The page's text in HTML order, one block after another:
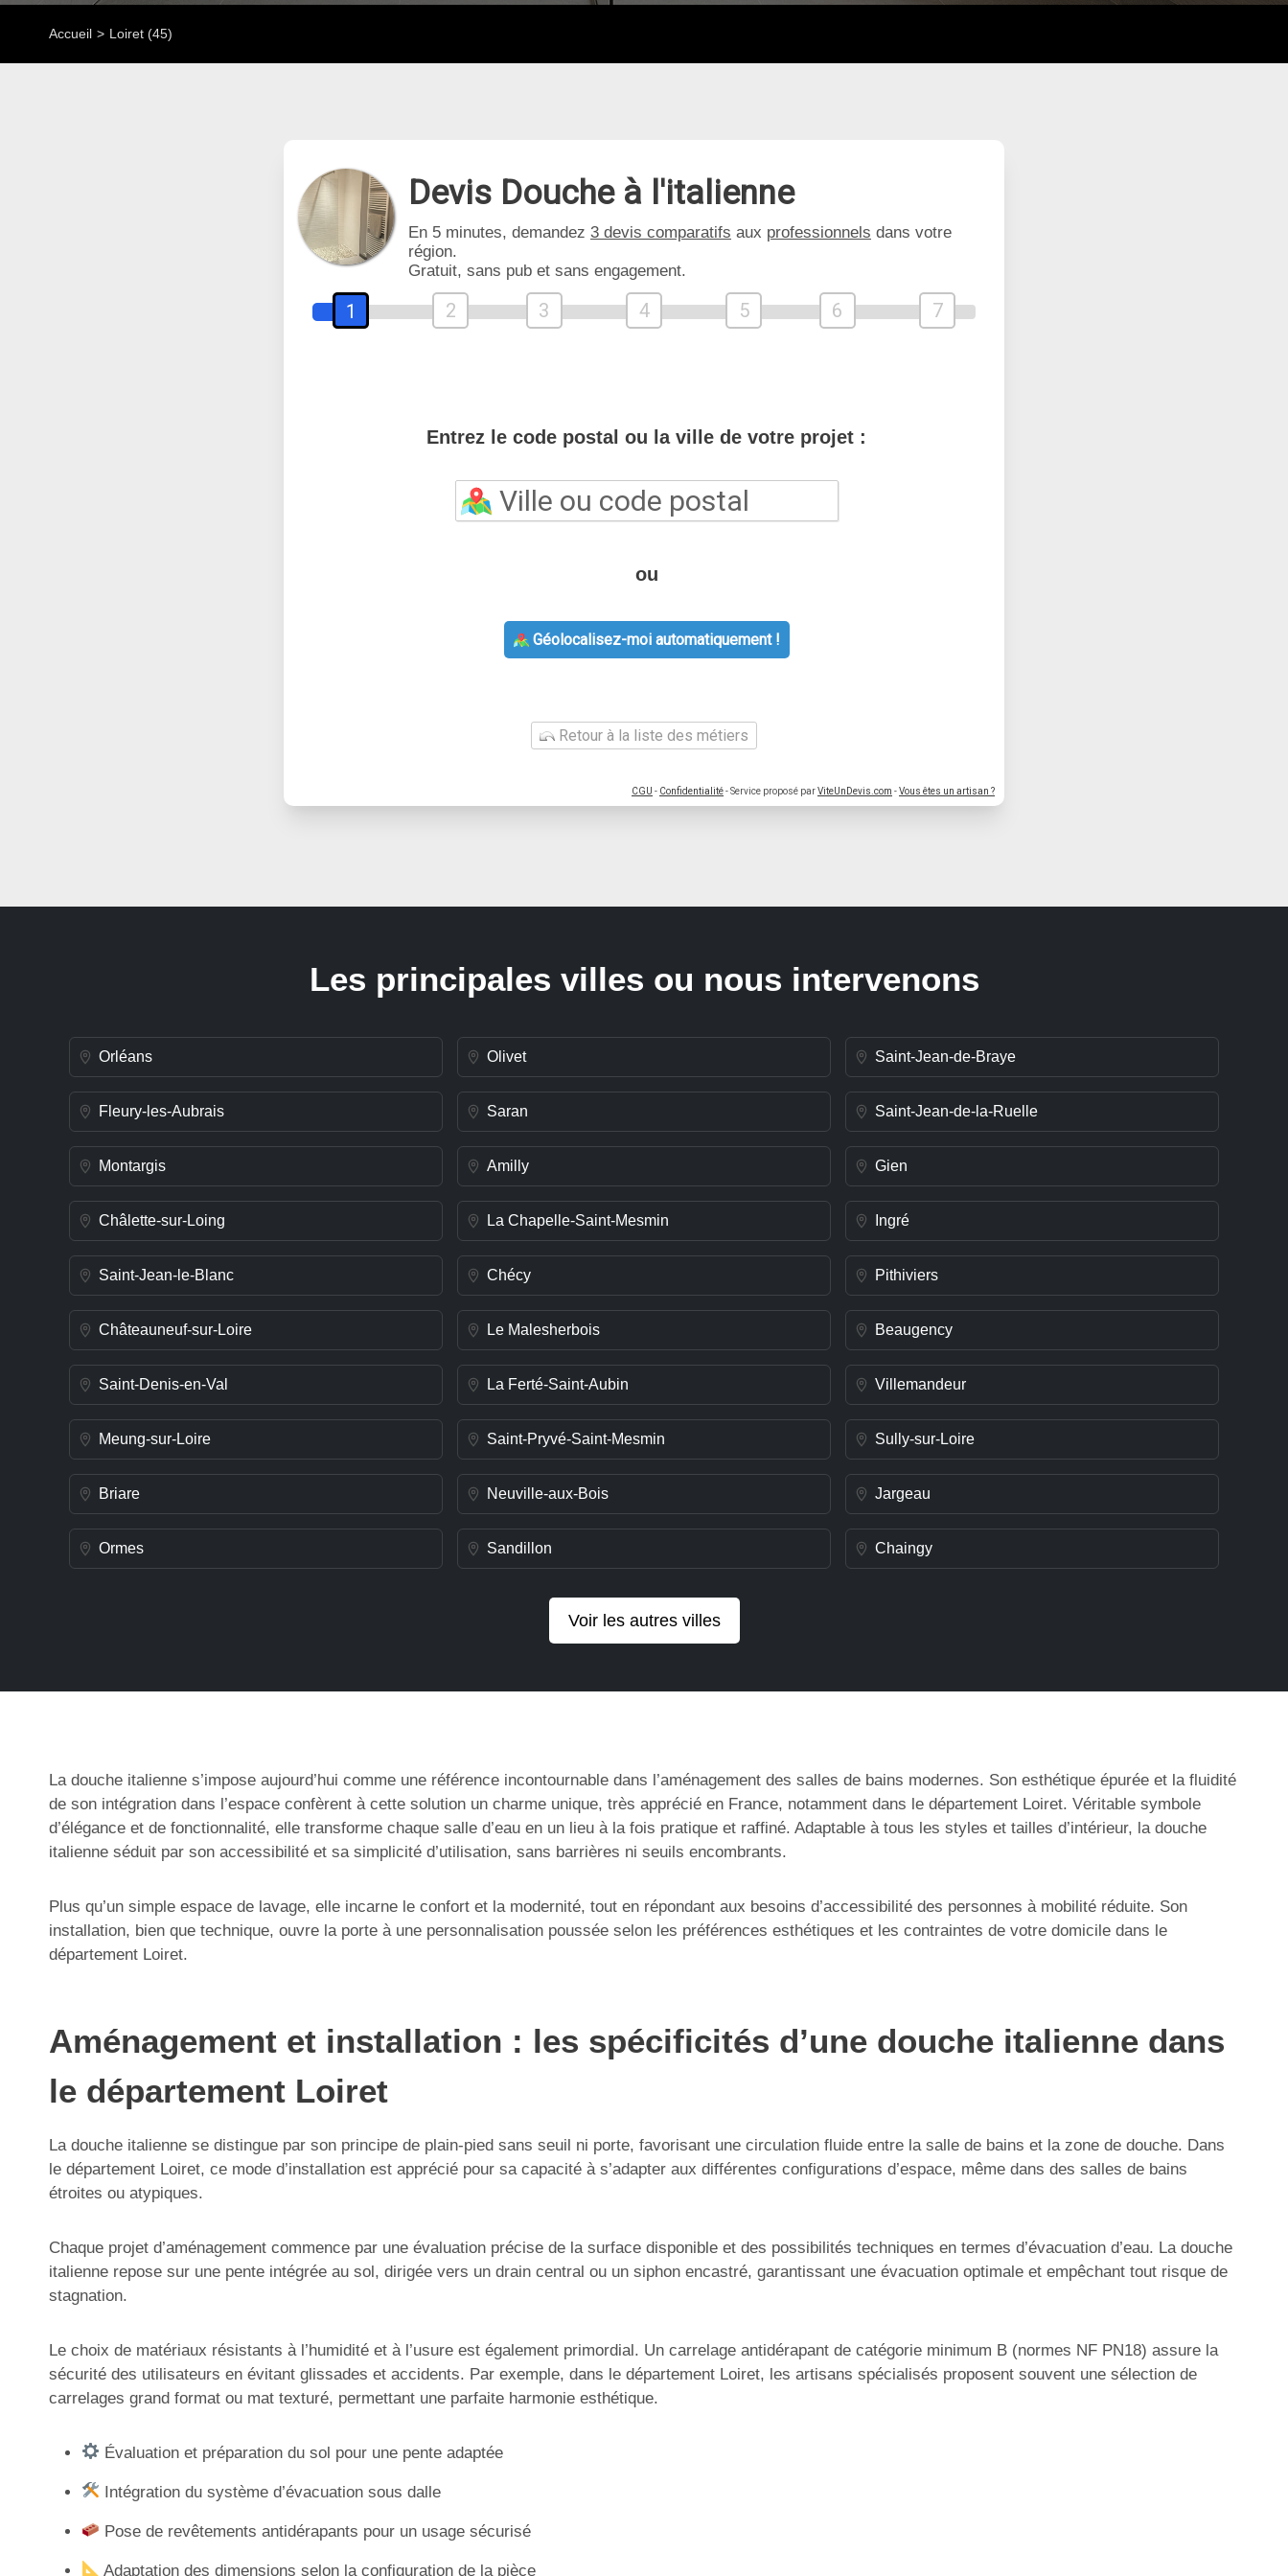
Accueil Loiret (45)
Devis Douche à l'italienne
En 5 minutes, demandez 3 devis comparatifs aux professionnels dans votre
région.
Gratuit, sans pub et sans engagement.
1 2 3 4 5 6 7
Entrez le code postal ou la ville de votre projet :
ou
Géolocalisez-moi automatiquement !
Retour à la liste des métiers
CGU - Confidentialité- Service proposé parViteUnDevis.com -Vous êtes un artisan ?
Les principales villes ou nous intervenons
Orléans Olivet Saint-Jean-de-Braye
Fleury-les-Aubrais Saran Saint-Jean-de-la-Ruelle
Montargis Amilly Gien
Châlette-sur-Loing La Chapelle-Saint-Mesmin Ingré
Saint-Jean-le-Blanc Chécy Pithiviers
Châteauneuf-sur-Loire Le Malesherbois Beaugency
Saint-Denis-en-Val La Ferté-Saint-Aubin Villemandeur
Meung-sur-Loire Saint-Pryvé-Saint-Mesmin Sully-sur-Loire
Briare Neuville-aux-Bois Jargeau
Ormes Sandillon Chaingy
Voir les autres villes
La douche italienne s’impose aujourd’hui comme une référence incontournable dans l’aménagement des salles de bains modernes. Son esthétique épurée et la fluidité
de son intégration dans l’espace confèrent à cette solution un charme unique, très apprécié en France, notamment dans le département Loiret. Véritable symbole
d’élégance et de fonctionnalité, elle transforme chaque salle d’eau en un lieu à la fois pratique et raffiné. Adaptable à tous les styles et tailles d’intérieur, la douche
italienne séduit par son accessibilité et sa simplicité d’utilisation, sans barrières ni seuils encombrants.
Plus qu’un simple espace de lavage, elle incarne le confort et la modernité, tout en répondant aux besoins d’accessibilité des personnes à mobilité réduite. Son
installation, bien que technique, ouvre la porte à une personnalisation poussée selon les préférences esthétiques et les contraintes de votre domicile dans le
département Loiret.
Aménagement et installation : les spécificités d’une douche italienne dans
le département Loiret
La douche italienne se distingue par son principe de plain-pied sans seuil ni porte, favorisant une circulation fluide entre la salle de bains et la zone de douche. Dans
le département Loiret, ce mode d’installation est apprécié pour sa capacité à s’adapter aux différentes configurations d’espace, même dans des salles de bains
étroites ou atypiques.
Chaque projet d’aménagement commence par une évaluation précise de la surface disponible et des possibilités techniques en termes d’évacuation d’eau. La douche
italienne repose sur une pente intégrée au sol, dirigée vers un drain central ou un siphon encastré, garantissant une évacuation optimale et empêchant tout risque de
stagnation.
Le choix de matériaux résistants à l’humidité et à l’usure est également primordial. Un carrelage antidérapant de catégorie minimum B (normes NF PN18) assure la
sécurité des utilisateurs en évitant glissades et accidents. Par exemple, dans le département Loiret, les artisans spécialisés proposent souvent une sélection de
carrelages grand format ou mat texturé, permettant une parfaite harmonie esthétique.
Évaluation et préparation du sol pour une pente adaptée
Intégration du système d’évacuation sous dalle
Pose de revêtements antidérapants pour un usage sécurisé
Adaptation des dimensions selon la configuration de la pièce